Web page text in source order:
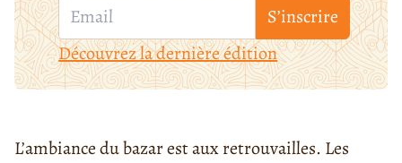
S’inscrire
Découvrez la dernière édition
L’ambiance du bazar est aux retrouvailles. Les